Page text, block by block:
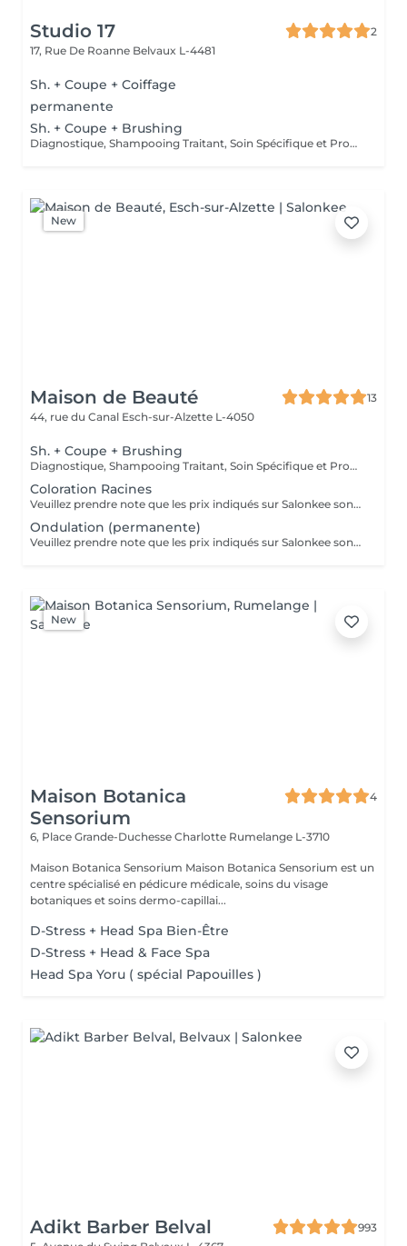
Studio 17
2
17, Rue De Roanne Belvaux L-4481
Sh. + Coupe + Coiffage
permanente
Sh. + Coupe + Brushing
Diagnostique, Shampooing Traitant, Soin Spécifique et Produits Coiffants inclus
New
Maison de Beauté
13
44, rue du Canal Esch-sur-Alzette L-4050
Sh. + Coupe + Brushing
Diagnostique, Shampooing Traitant, Soin Spécifique et Produits Coiffants inclus
Coloration Racines
Veuillez prendre note que les prix indiqués sur Salonkee sont communiqués à titre informatif et s'entendent de base. Ces derniers sont susceptibles de varier selon le diagnostic réalisé à votre arrivée au salon et l'expertise du professionnel à qui vous confiez votre beauté. Dans tous les cas, un devis précis vous sera proposé et toutes réalisations de prestations seront effectuées avec votre accord. Un grand merci d'avance pour votre compréhension. Au plaisir de vous recevoir très vite.
Ondulation (permanente)
Veuillez prendre note que les prix indiqués sur Salonkee sont communiqués à titre informatif et s'entendent de base. Ces derniers sont susceptibles de varier selon le diagnostic réalisé à votre arrivée au salon et l'expertise du professionnel à qui vous confiez votre beauté. Dans tous les cas, un devis précis vous sera proposé et toutes réalisations de prestations seront effectuées avec votre accord. Un grand merci d'avance pour votre compréhension. Au plaisir de vous recevoir très vite.
New
Maison Botanica
Sensorium
4
6, Place Grande-Duchesse Charlotte Rumelange L-3710
Maison Botanica Sensorium Maison Botanica Sensorium est un
centre spécialisé en pédicure médicale, soins du visage
botaniques et soins dermo-capillai...
D-Stress + Head Spa Bien-Être
D-Stress + Head & Face Spa
Head Spa Yoru ( spécial Papouilles )
Adikt Barber Belval
993